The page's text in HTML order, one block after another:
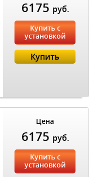
6175 руб.
Купить с
установкой
Купить
Цена
6175 руб.
Купить с
установкой